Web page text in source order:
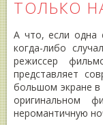
ТОЛЬКО
А что, если одна
когда-либо
режиссер
представляет
большом экране
оригинальном
неромантичную